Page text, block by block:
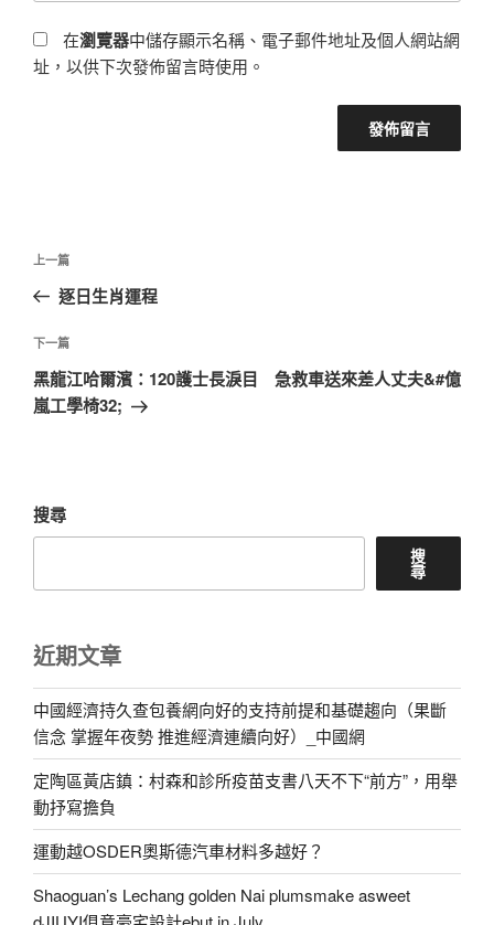
在瀏覽器中儲存顯示名稱、電子郵件地址及個人網站網
址，以供下次發佈留言時使用。
文
導
覽
上
一
文
章
上一篇
逐日生肖運程
下
一
篇
下一篇
黑龍江哈爾濱：120護士長淚目 急救車送來差人丈夫&#億
嵐工學椅32;
搜尋
搜
尋
近期文章
中國經濟持久查包養網向好的支持前提和基礎趨向（果斷
信念 掌握年夜勢 推進經濟連續向好）_中國網
定陶區黃店鎮：村森和診所疫苗支書八天不下“前方”，用舉
動抒寫擔負
運動越OSDER奧斯德汽車材料多越好？
Shaoguan’s Lechang golden Nai plumsmake asweet